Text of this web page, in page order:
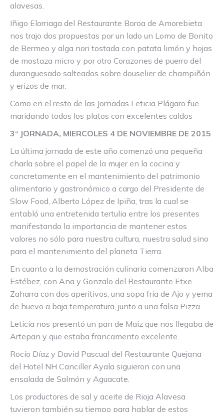
alavesas.
Iñigo Elorriaga del Restaurante Boroa de Amorebieta
nos trajo dos propuestas por un lado un Lomo de Bonito
de Bermeo y alga nori tostada con patata limón y hojas
de mostaza micro y por otro Corazones de puerro del
duranguesado salteados sobre douselier de champiñón
y erizos de mar.
Como en el resto de las Jornadas Leticia Plágaro fue
maridando todos los platos con excelentes caldos
3ª JORNADA, MIERCOLES 4 DE NOVIEMBRE DE 2015
La última jornada de este año comenzó una pequeña
charla sobre el papel de la mujer en la cocina y
concretamente en el mantenimiento del patrimonio
alimentario y gastronómico a cargo del Presidente de
Slow Food, Alberto López de Ipiña, tras la cual se
entabló una entretenida tertulia entre los presentes
manifestando la importancia de mantener estos
valores no sólo para nuestra cultura, nuestra salud sino
para el mantenimiento del planeta Tierra.
En cuanto a la demostración culinaria comenzaron Alba
Estébez, con Ana y Gonzalo del Restaurante Etxe
Zaharra con dos aperitivos, una sopa fría de Ajo y yema
de huevo a baja temperatura, junto a una falsa Pizza.
Leticia nos presentó un pan de Maíz que nos llegaba de
Artepan y que estaba francamento excelente.
Rocío Díaz y David Pascual del Restaurante Quejana
del Hotel NH Canciller Ayala siguieron con una
ensalada de Salmón y Aguacate.
Los productores de sal y aceite de Rioja Alavesa
tuvieron también su tiempo para hablar de estos